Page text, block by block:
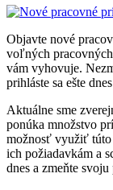
Objavte nové
voľných pracovných
vám vyhovuje.
prihláste sa ešte
Aktuálne sme
ponúka množstvo
možnosť využiť túto
ich požiadavkám a
dnes a zmeňte